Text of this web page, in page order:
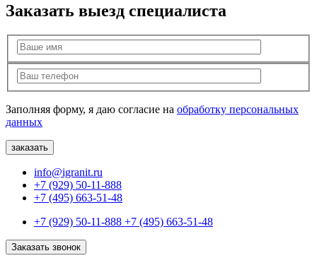
Заказать выезд специалиста
Заполняя форму, я даю согласие на обработку персональных
данных
info@igranit.ru
+7 (929) 50-11-888
+7 (495) 663-51-48
+7 (929) 50-11-888 +7 (495) 663-51-48
Заказать звонок